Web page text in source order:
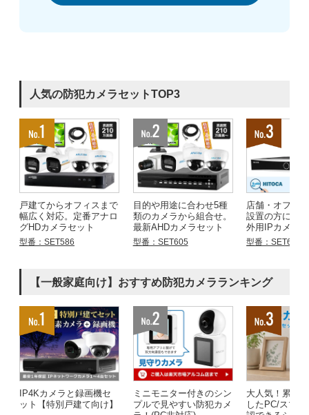
人気の防犯カメラセットTOP3
戸建てからオフィスまで
幅広く対応。定番アナロ
グHDカメラセット
型番：SET586
目的や用途に合わせ5種
類のカメラから組合せ。
最新AHDカメラセット
型番：SET605
店舗・オフィ
設置の方にお
外用IPカメラ
型番：SET683
【一般家庭向け】おすすめ防犯カメラランキング
IP4Kカメラと録画機セ
ット【特別戸建て向け】
ミニモニター付きのシン
プルで見やすい防犯カメ
大人気！累計
したPC/スマ